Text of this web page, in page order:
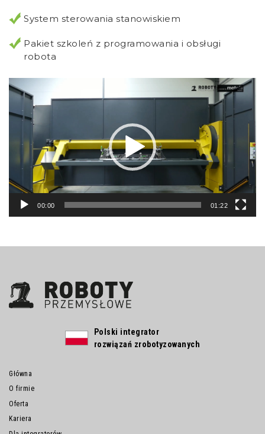
System sterowania stanowiskiem
Pakiet szkoleń z programowania i obsługi
robota
Odtwarzacz
video
00:00 01:22
Polski integrator
rozwiązań zrobotyzowanych
Główna
O firmie
Oferta
Kariera